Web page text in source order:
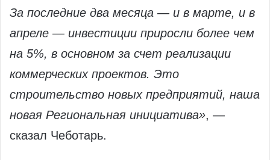
За последние два месяца — и в марте, и в
апреле — инвестиции приросли более чем
на 5%, в основном за счет реализации
коммерческих проектов. Это
строительство новых предприятий, наша
новая Региональная инициатива», —
сказал Чеботарь.